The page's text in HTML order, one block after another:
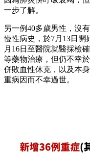
一步了解。
另一例40多歲男性，沒
慢性病史，於7月13日開
月16日至醫院就醫採檢
等藥物治療，但仍不幸
併敗血性休克，以及本
重病因而不幸過世。